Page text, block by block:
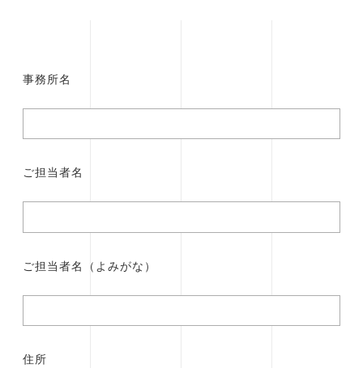
事務所名
ご担当者名
ご担当者名（よみがな）
住所